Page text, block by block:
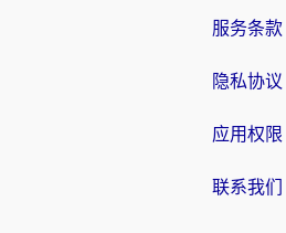
服务条款
隐私协议
应用权限
联系我们